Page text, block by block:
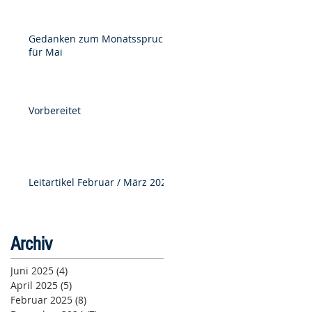
Gedanken zum Monatsspruch
für Mai
Vorbereitet
Leitartikel Februar / März 2025
Archiv
Juni 2025 (4)
April 2025 (5)
Februar 2025 (8)